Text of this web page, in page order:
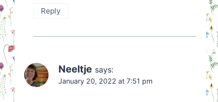
Reply
Neeltje says:
January 20, 2022 at 7:51 pm